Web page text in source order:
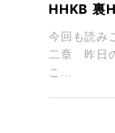
HHKB 裏
今回も読み
二章 昨日
こ...